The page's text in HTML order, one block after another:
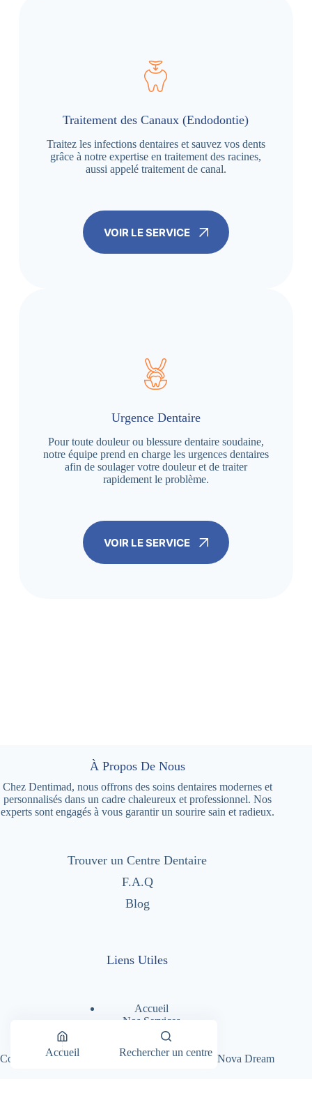
Traitement des Canaux (Endodontie)
Traitez les infections dentaires et sauvez vos dents
grâce à notre expertise en traitement des racines,
aussi appelé traitement de canal.
VOIR LE SERVICE
Urgence Dentaire
Pour toute douleur ou blessure dentaire soudaine,
notre équipe prend en charge les urgences dentaires
afin de soulager votre douleur et de traiter
rapidement le problème.
VOIR LE SERVICE
À Propos De Nous
Chez Dentimad, nous offrons des soins dentaires modernes et
personnalisés dans un cadre chaleureux et professionnel. Nos
experts sont engagés à vous garantir un sourire sain et radieux.
Trouver un Centre Dentaire
F.A.Q
Blog
Liens Utiles
Accueil
Nos Services
Nos Centres Dentaires
A Propos
Copyright © 2026 - Dentimad |Création Site par Nova Dream
Accueil Rechercher un centre